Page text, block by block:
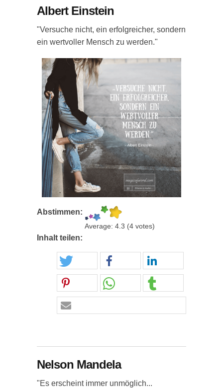
Albert Einstein
"Versuche nicht, ein erfolgreicher, sondern
ein wertvoller Mensch zu werden."
Abstimmen:
Average: 4.3 (4 votes)
Inhalt teilen:
Nelson Mandela
"Es erscheint immer unmöglich...